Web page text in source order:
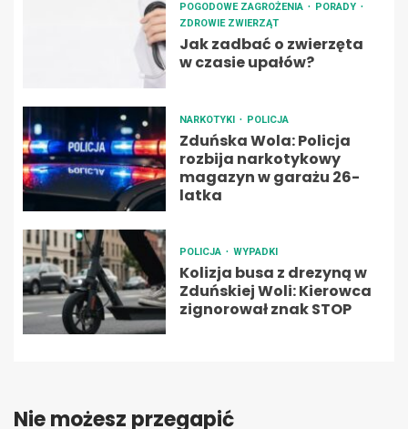
POGODOWE ZAGROŻENIA
PORADY
ZDROWIE ZWIERZĄT
Jak zadbać o zwierzęta
w czasie upałów?
NARKOTYKI POLICJA
Zduńska Wola: Policja
rozbija narkotykowy
magazyn w garażu 26-
latka
POLICJA WYPADKI
Kolizja busa z drezyną w
Zduńskiej Woli: Kierowca
zignorował znak STOP
Nie możesz przegapić